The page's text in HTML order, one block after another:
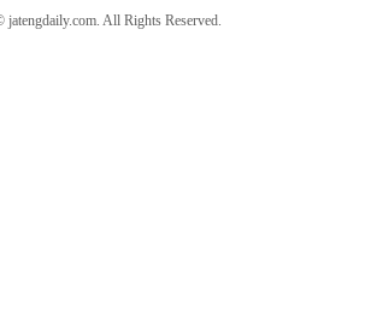
jatengdaily.com. All Rights Reserved.